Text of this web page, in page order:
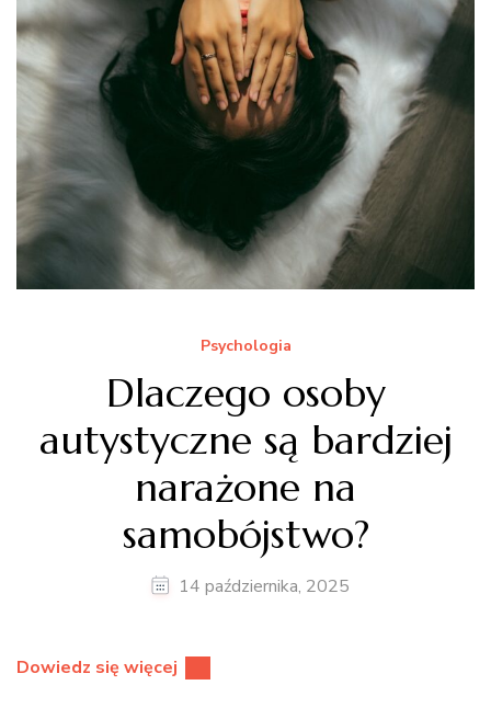
Psychologia
Dlaczego osoby
autystyczne są bardziej
narażone na
samobójstwo?
14 października, 2025
Dowiedz się więcej